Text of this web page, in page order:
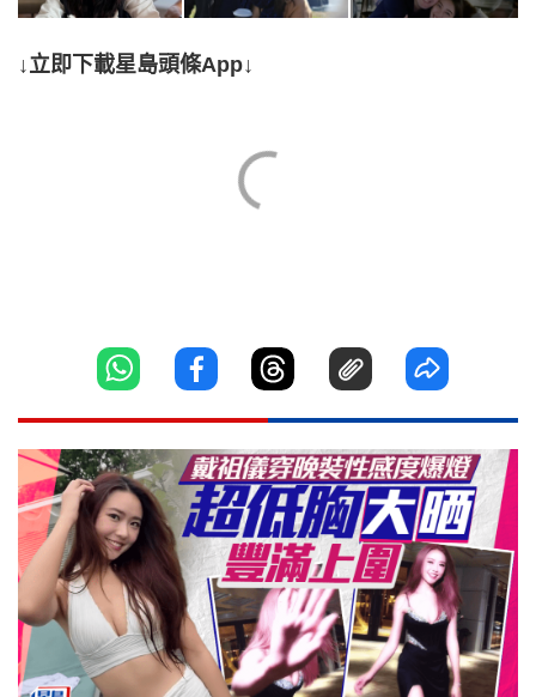
↓立即下載星島頭條App↓